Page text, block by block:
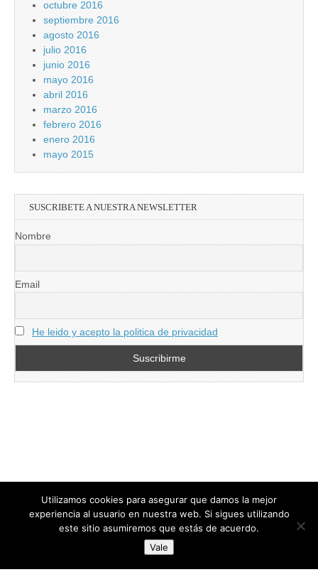
octubre 2016
septiembre 2016
agosto 2016
julio 2016
junio 2016
mayo 2016
abril 2016
marzo 2016
febrero 2016
enero 2016
mayo 2015
SUSCRIBETE A NUESTRA NEWSLETTER
Nombre
Email
He leido y acepto la politica de privacidad
directoresdeseguridad.es
Diseñado por Centro Andaluz de Estudios y Entrenamiento
Utilizamos cookies para asegurar que damos la mejor
experiencia al usuario en nuestra web. Si sigues utilizando
este sitio asumiremos que estás de acuerdo.
Vale